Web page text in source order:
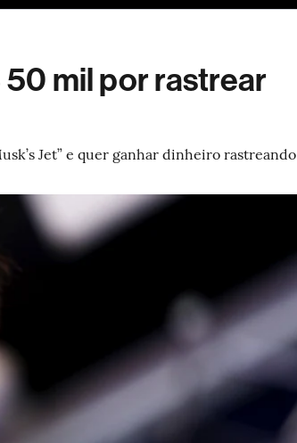
mil por rastrear
Jet” e quer ganhar dinheiro rastreando